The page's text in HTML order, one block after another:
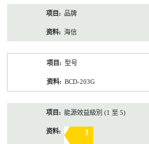
品牌
海信
型号
BCD-203G
能源效益級別 (1 至 5)
3